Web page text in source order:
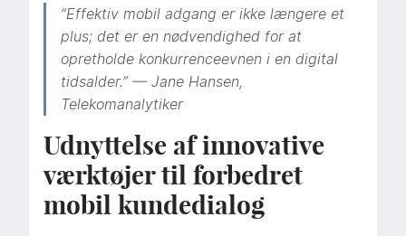
“Effektiv mobil adgang er ikke længere et
plus; det er en nødvendighed for at
opretholde konkurrenceevnen i en digital
tidsalder.” — Jane Hansen,
Telekomanalytiker
Udnyttelse af innovative
værktøjer til forbedret
mobil kundedialog